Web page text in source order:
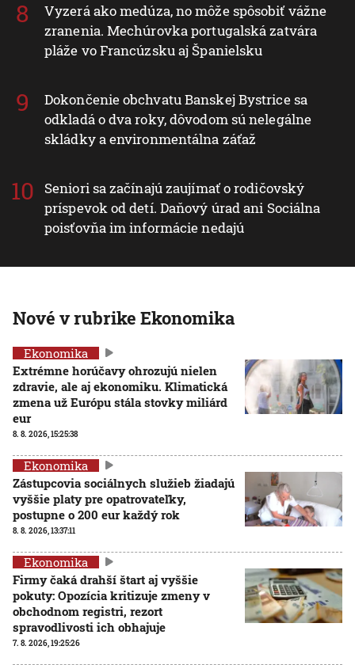
Vyzerá ako medúza, no môže spôsobiť vážne
zranenia. Mechúrovka portugalská zatvára
pláže vo Francúzsku aj Španielsku
Dokončenie obchvatu Banskej Bystrice sa
odkladá o dva roky, dôvodom sú nelegálne
skládky a environmentálna záťaž
Seniori sa začínajú zaujímať o rodičovský
príspevok od detí. Daňový úrad ani Sociálna
poisťovňa im informácie nedajú
Nové v rubrike Ekonomika
Ekonomika
Extrémne horúčavy ohrozujú nielen
zdravie, ale aj ekonomiku. Klimatická
zmena už Európu stála stovky miliárd
eur
8. 8. 2026, 15:25:38
Ekonomika
Zástupcovia sociálnych služieb žiadajú
vyššie platy pre opatrovateľky,
postupne o 200 eur každý rok
8. 8. 2026, 13:37:11
Ekonomika
Firmy čaká drahší štart aj vyššie
pokuty: Opozícia kritizuje zmeny v
obchodnom registri, rezort
spravodlivosti ich obhajuje
7. 8. 2026, 19:25:26